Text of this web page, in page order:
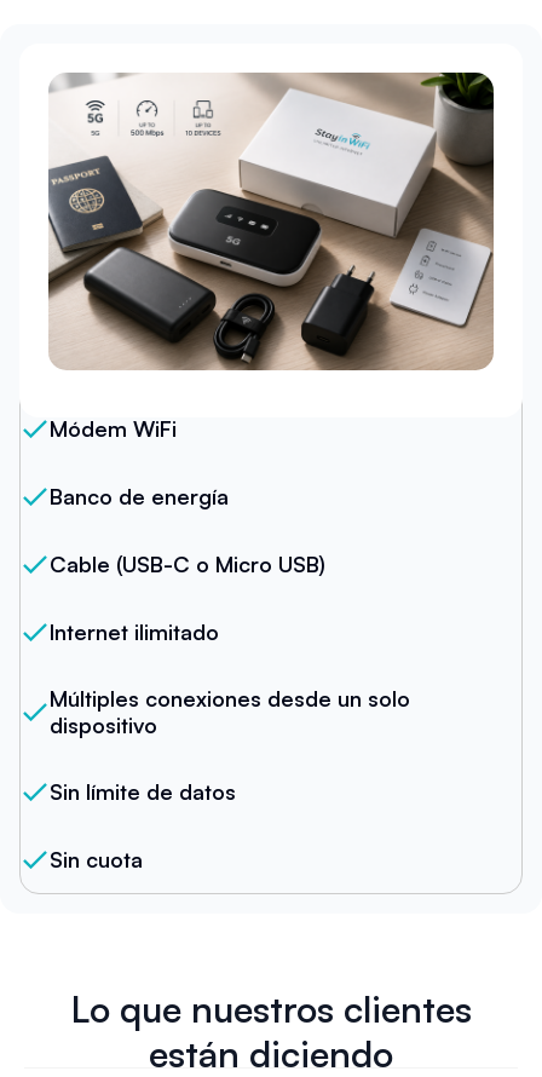
Nuestro Paquete
Módem WiFi
Banco de energía
Cable (USB-C o Micro USB)
Internet ilimitado
Múltiples conexiones desde un solo
dispositivo
Sin límite de datos
Sin cuota
Lo que nuestros clientes
están diciendo